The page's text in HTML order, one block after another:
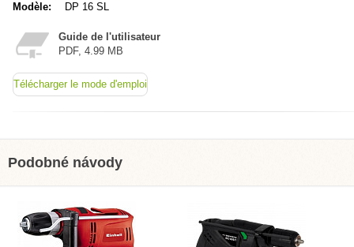
Modèle:
DP 16 SL
Guide de l'utilisateur
PDF, 4.99 MB
Télécharger le mode d'emploi
Podobné návody